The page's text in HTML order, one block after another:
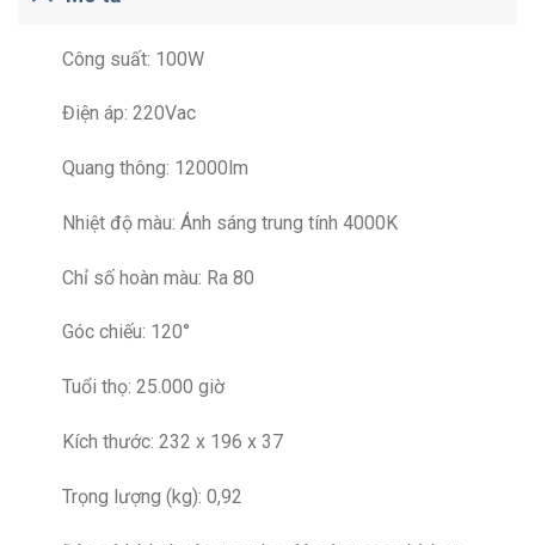
Công suất: 100W
Điện áp: 220Vac
Quang thông: 12000lm
Nhiệt độ màu: Ánh sáng trung tính 4000K
Chỉ số hoàn màu: Ra 80
Góc chiếu: 120°
Tuổi thọ: 25.000 giờ
Kích thước: 232 x 196 x 37
Trọng lượng (kg): 0,92